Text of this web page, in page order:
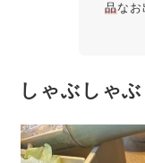
品なお
しゃぶしゃ